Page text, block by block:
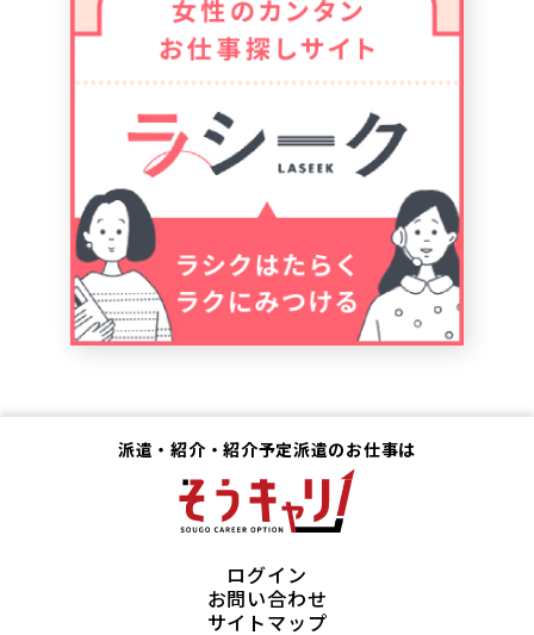
派遣・紹介・紹介予定派遣のお仕事は
ログイン
お問い合わせ
サイトマップ